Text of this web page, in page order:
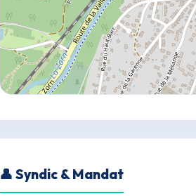
👤 Syndic & Mandat